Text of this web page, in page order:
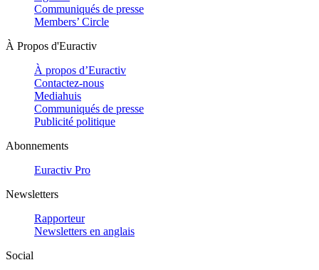
Communiqués de presse
Members’ Circle
À Propos d'Euractiv
À propos d’Euractiv
Contactez-nous
Mediahuis
Communiqués de presse
Publicité politique
Abonnements
Euractiv Pro
Newsletters
Rapporteur
Newsletters en anglais
Social